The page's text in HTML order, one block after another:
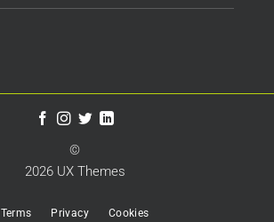
©
2026 UX Themes
Terms Privacy Cookies